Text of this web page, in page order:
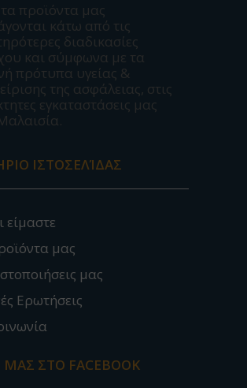
προϊόντα μας
κάτω από τις
διαδικασίες
και σύμφωνα με τα
πρότυπα υγείας &
της ασφάλειας, στις
εγκαταστάσεις μας
ΙΣΤΟΣΕΛΊΔΑΣ
είμαστε
μας
μας
Ερωτήσεις
ΜΑΣ ΣΤΟ FACEBOOK